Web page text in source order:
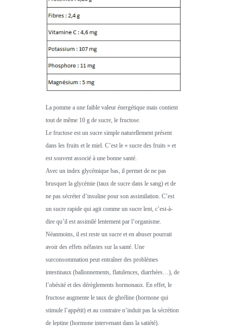
La pomme a une faible valeur énergétique mais contient
tout de même 10 g de sucre, le fructose.
Le fructose est un sucre simple naturellement présent
dans les fruits et le miel. C’est le « sucre des fruits » et
est souvent associé à une bonne santé.
Avec un index glycémique bas, il permet de ne pas
brusquer la glycémie (taux de sucre dans le sang) et de
ne pas sécréter d’insuline pour son assimilation. C’est
un sucre rapide qui agit comme un sucre lent, c’est-à-
dire qu’il est assimilé lentement par l’organisme.
Néanmoins, il est reste un sucre et en abuser pourrait
avoir des effets néfastes sur la santé. Une
surconsommation peut entraîner des problèmes
intestinaux (ballonnements, flatulences, diarrhées…), de
l’obésité et des dérèglements hormonaux. En effet, le
fructose augmente le taux de ghréline (hormone qui
stimule l’appétit) et au contraire n’induit pas la sécrétion
de leptine (hormone intervenant dans la satiété).